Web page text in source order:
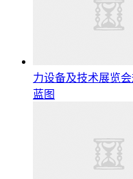
力设备及技术展览
蓝图